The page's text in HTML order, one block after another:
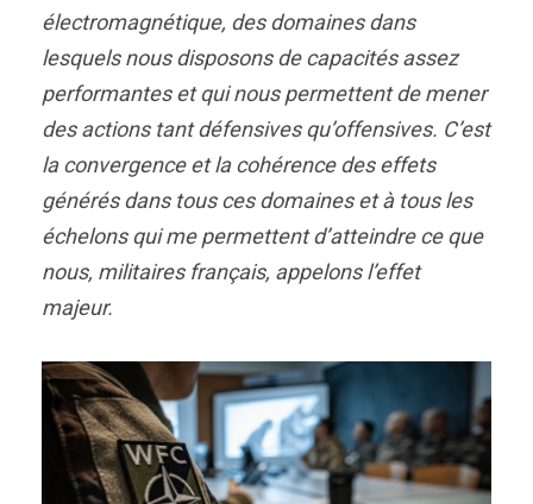
électromagnétique, des domaines dans
lesquels nous disposons de capacités assez
performantes et qui nous permettent de mener
des actions tant défensives qu’offensives. C’est
la convergence et la cohérence des effets
générés dans tous ces domaines et à tous les
échelons qui me permettent d’atteindre ce que
nous, militaires français, appelons l’effet
majeur.